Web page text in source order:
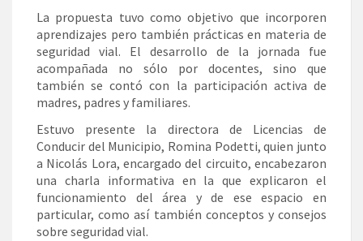
La propuesta tuvo como objetivo que incorporen
aprendizajes pero también prácticas en materia de
seguridad vial. El desarrollo de la jornada fue
acompañada no sólo por docentes, sino que
también se contó con la participación activa de
madres, padres y familiares.
Estuvo presente la directora de Licencias de
Conducir del Municipio, Romina Podetti, quien junto
a Nicolás Lora, encargado del circuito, encabezaron
una charla informativa en la que explicaron el
funcionamiento del área y de ese espacio en
particular, como así también conceptos y consejos
sobre seguridad vial.